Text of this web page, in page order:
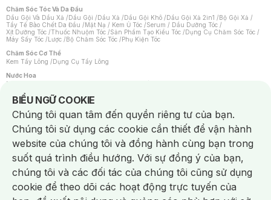
Chăm Sóc Tóc Và Da Đầu
Dầu Gội Và Dầu Xả /Dầu Gội /Dầu Xả /Dầu Gội Khô /Dầu Gội Xả 2in1 /Bộ Gội Xả /
Tẩy Tế Bào Chết Da Đầu /Mặt Nạ / Kem Ủ Tóc /Serum / Dầu Dưỡng Tóc /
Xịt Dưỡng Tóc /Thuốc Nhuộm Tóc /Sản Phẩm Tạo Kiểu Tóc /Dụng Cụ Chăm Sóc Tóc /
Máy Sấy Tóc /Lược /Bộ Chăm Sóc Tóc /Phụ Kiện Tóc
Chăm Sóc Cơ Thể
Kem Tẩy Lông /Dụng Cụ Tẩy Lông
Nước Hoa
Nước Hoa Nữ
Chăm Sóc Cá Nhân
Chống Muỗi /Khẩu Trang /Máy Massage/Mặt Nạ Xông Hơi /Nước Rửa Tay/
Sản Phẩm Chăm Sóc Khác /Bàn Chải Đánh Răng /Bàn Chải Điện/
Hỗ Trợ Trắng Răng/Kem Đánh Răng /Máy Tăm Nước/ Nước Súc Miệng/
Tăm / Chỉ Nha Khoa/ Xịt Thơm Miệng / Dung Dịch Vệ Sinh/Dưỡng Vùng Kín/
Khăn Ướt Vệ Sinh Vùng Kín/Băng Vệ Sinh/Tampon/Bọt Cạo Râu /Dao Cạo Râu/
Máy Cạo Râu
Vấn Đề Về Da
Da Dầu / Lỗ Chân Lông To/ Da Khô / Mất Nước/ Da Lão Hóa/ Da Mụn/
Da Nhạy Cảm / Kích Ứng
Da Xỉn Màu Thâm / Nám / Tàn Nhang
Quầng Thâm & Bọng Mắt /Sẹo /Viêm Da Cơ Địa
BIỂU NGỮ COOKIE
Notice about cookies usage
Chúng tôi quan tâm đến quyền riêng tư của bạn.
Chúng tôi sử dụng các cookie cần thiết để vận hành
website của chúng tôi và đồng hành cùng bạn trong
suốt quá trình điều hướng. Với sự đồng ý của bạn,
chúng tôi và các đối tác của chúng tôi cũng sử dụng
cookie để theo dõi các hoạt động trực tuyến của